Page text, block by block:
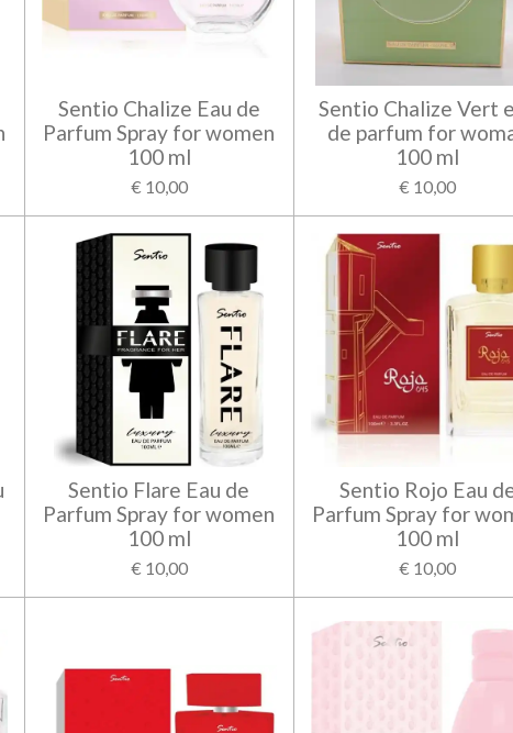
Sentio Chalize Eau de
Parfum Spray for women
100 ml
€ 10,00
Sentio Chalize Vert
de parfum for
100 ml
€ 10,00
Sentio Flare Eau de
Parfum Spray for women
100 ml
€ 10,00
Sentio Rojo Eau
Parfum Spray for
100 ml
€ 10,00